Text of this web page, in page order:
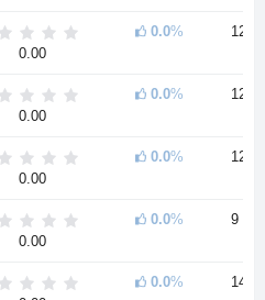
0.00
0.0% 12
0.00
0.0% 12
0.00
0.0% 12
0.00
0.0% 9 лет
0.0% 14